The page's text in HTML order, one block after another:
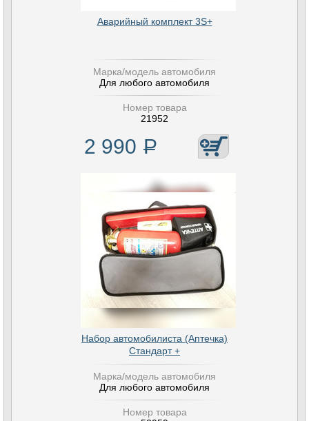
Аварийный комплект 3S+
Марка/модель автомобиля
Для любого автомобиля
Номер товара
21952
2 990 Р
Набор автомобилиста (Аптечка)
Стандарт +
Марка/модель автомобиля
Для любого автомобиля
Номер товара